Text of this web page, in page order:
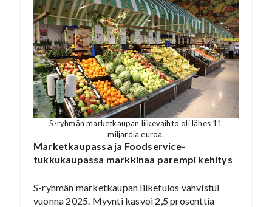
S-ryhmän marketkaupan liikevaihto oli lähes 11
miljardia euroa.
Marketkaupassa ja Foodservice-
tukkukaupassa markkinaa parempi kehitys
S-ryhmän marketkaupan liiketulos vahvistui
vuonna 2025. Myynti kasvoi 2,5 prosenttia